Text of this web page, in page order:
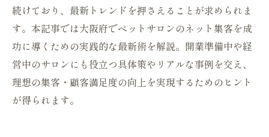
続けており、最新トレンドを押さえることが求められま
す。本記事では大阪府でペットサロンのネット集客を成
功に導くための実践的な最新術を解説。開業準備中や経
営中のサロンにも役立つ具体策やリアルな事例を交え、
理想の集客・顧客満足度の向上を実現するためのヒント
が得られます。